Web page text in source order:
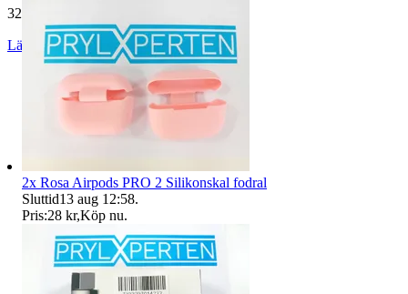
32 507 omdömen
Läs omdömen
2x Rosa Airpods PRO 2 Silikonskal fodral
Sluttid13 aug 12:58.
Pris:28 kr,Köp nu.